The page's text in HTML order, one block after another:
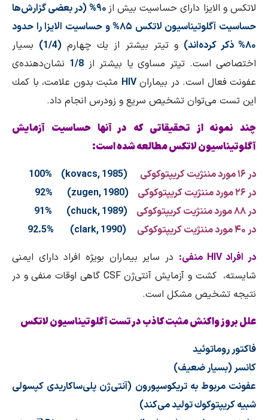
لاتكس و الایزا دارای حساسیت بیش از
۹۰% (در بعضی گزارش‌ها
حساسیت آگلوتیناسیون لاتكس ۸۵% و حساسیت الایزا را حدود
۸۰% ذكر كرده‌اند)
و تیتر بیشتر از یك چهارم (1/4)
بسیار
اختصاصی است. تیتر مساوی یا بیشتر از1/8 نشان‌دهنده‌ی
عفونت فعال است. در بیمارانHIV مثبت بدون علامت، با كمك
این تست می‌توان تشخیص سریع و زودرس انجام داد.
چند نمونه از تحقیقاتی كه در آنها حساسیت آزمایش
آگلوتیناسیون لاتكس مطالعه شده است:
در ۱۶ مورد مننژیت كریپتوكوكی
(kovacs, 1985) 100%
در ۲۶ مورد مننژیت كریپتوكوكی
(zugen, 1980) 92%
در ۸۸ مورد مننژیت كریپتوكوكی
(chuck, 1989) 91%
در ۴۰ مورد مننژیت كریپتوكوكی
(clark, 1990) 92.5%
در افراد HIV منفی:
در سایر بیماران بویژه افراد دارای ایمنی
شایسته، كشت و آزمایش آنتی‌ژن CSF گاهی اوقات منفی و در
نتیجه تشخیص مشكل است.
علل بروز واكنش مثبت كاذب در تست آگلوتیناسیون لاتكس
فاكتور روماتوئید
كانسر (بسیار ضعیف)
عفونت مربوط به تریكوسپورون (آنتی‌ژن پلی‌ساكاریدی كپسولی
شبیه كریپتوكوك تولید می‌كند)